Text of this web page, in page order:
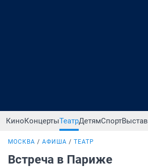
КиноКонцертыТеатрДетямСпорт
МОСКВА АФИША ТЕАТР
Встреча в Париже